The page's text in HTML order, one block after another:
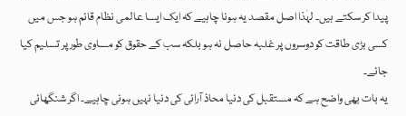
پیدا کر سکتے ہیں۔ لہٰذا اصل مقصد یہ ہونا چاہیے کہ ایک ایسا عالمی نظام قائم ہو جس میں
کسی بڑی طاقت کو دوسروں پر غلبہ حاصل نہ ہو بلکہ سب کے حقوق کو مساوی طور پر تسلیم کیا
جائے۔
یہ بات بھی واضح ہے کہ مستقبل کی دنیا محاذ آرائی کی دنیا نہیں ہونی چاہیے۔ اگر شنگھائی